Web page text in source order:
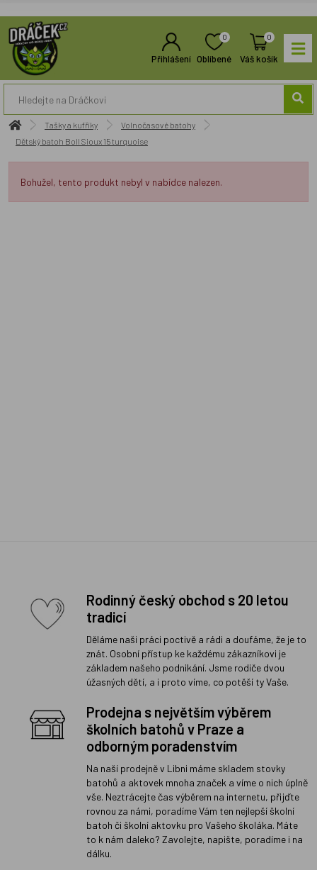
Přihlášení
0
Oblíbené
0
Váš košík
Tašky a kufříky
Volnočasové batohy
Dětský batoh Boll Sioux 15 turquoise
Bohužel, tento produkt nebyl v nabídce nalezen.
Rodinný český obchod s 20 letou
tradicí
Děláme naši práci poctivě a rádi a doufáme, že je to
znát. Osobní přístup ke každému zákazníkovi je
základem našeho podnikání. Jsme rodiče dvou
úžasných dětí, a i proto víme, co potěší ty Vaše.
Prodejna s největším výběrem
školních batohů v Praze a
odborným poradenstvím
Na naší prodejně v Libni máme skladem stovky
batohů a aktovek mnoha značek a víme o nich úplně
vše. Neztrácejte čas výběrem na internetu, přijďte
rovnou za námi, poradíme Vám ten nejlepší školní
batoh či školní aktovku pro Vašeho školáka. Máte
to k nám daleko? Zavolejte, napište, poradíme i na
dálku.